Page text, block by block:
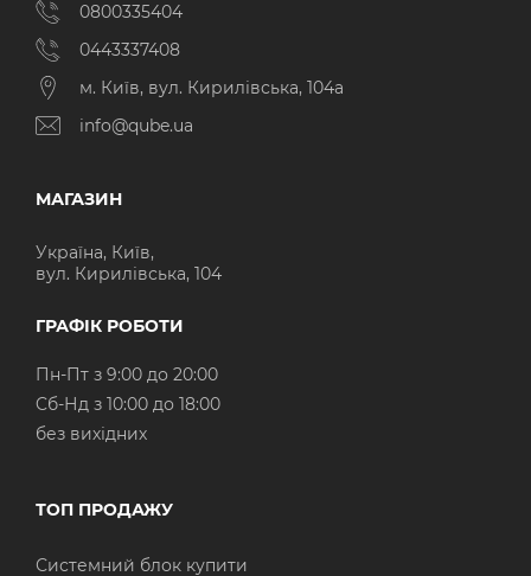
0800335404
0443337408
м. Київ, вул. Кирилівська, 104а
info@qube.ua
МАГАЗИН
Україна, Київ,
вул. Кирилівська, 104
ГРАФІК РОБОТИ
Пн-Пт з 9:00 до 20:00
Cб-Нд з 10:00 до 18:00
без вихідних
ТОП ПРОДАЖУ
Системний блок купити